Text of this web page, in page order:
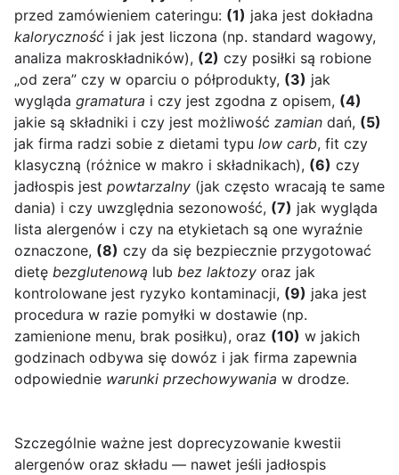
przed zamówieniem cateringu: (1) jaka jest dokładna
kaloryczność i jak jest liczona (np. standard wagowy,
analiza makroskładników), (2) czy posiłki są robione
„od zera” czy w oparciu o półprodukty, (3) jak
wygląda gramatura i czy jest zgodna z opisem, (4)
jakie są składniki i czy jest możliwość zamian dań, (5)
jak firma radzi sobie z dietami typu low carb, fit czy
klasyczną (różnice w makro i składnikach), (6) czy
jadłospis jest powtarzalny (jak często wracają te same
dania) i czy uwzględnia sezonowość, (7) jak wygląda
lista alergenów i czy na etykietach są one wyraźnie
oznaczone, (8) czy da się bezpiecznie przygotować
dietę bezglutenową lub bez laktozy oraz jak
kontrolowane jest ryzyko kontaminacji, (9) jaka jest
procedura w razie pomyłki w dostawie (np.
zamienione menu, brak posiłku), oraz (10) w jakich
godzinach odbywa się dowóz i jak firma zapewnia
odpowiednie warunki przechowywania w drodze.
Szczególnie ważne jest doprecyzowanie kwestii
alergenów oraz składu — nawet jeśli jadłospis